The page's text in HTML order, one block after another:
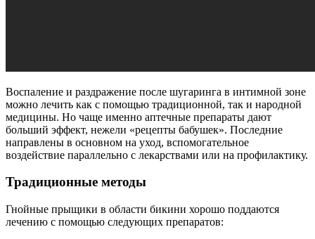
Воспаление и раздражение после шугаринга в интимной зоне
можно лечить как с помощью традиционной, так и народной
медицины. Но чаще именно аптечные препараты дают
больший эффект, нежели «рецепты бабушек». Последние
направлены в основном на уход, вспомогательное
воздействие параллельно с лекарствами или на профилактику.
Традиционные методы
Гнойные прыщики в области бикини хорошо поддаются
лечению с помощью следующих препаратов: